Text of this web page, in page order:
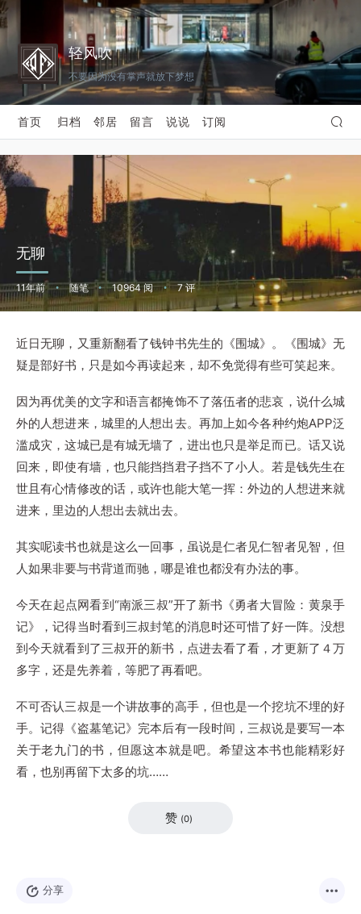
轻风吹
不要因为没有掌声就放下梦想
首页 归档 邻居 留言 说说 订阅
无聊
11年前 • 随笔 • 10964 阅 • 7 评
近日无聊，又重新翻看了钱钟书先生的《围城》。《围城》无
疑是部好书，只是如今再读起来，却不免觉得有些可笑起来。
因为再优美的文字和语言都掩饰不了落伍者的悲哀，说什么城
外的人想进来，城里的人想出去。再加上如今各种约炮APP泛
滥成灾，这城已是有城无墙了，进出也只是举足而已。话又说
回来，即使有墙，也只能挡挡君子挡不了小人。若是钱先生在
世且有心情修改的话，或许也能大笔一挥：外边的人想进来就
进来，里边的人想出去就出去。
其实呢读书也就是这么一回事，虽说是仁者见仁智者见智，但
人如果非要与书背道而驰，哪是谁也都没有办法的事。
今天在起点网看到“南派三叔”开了新书《勇者大冒险：黄泉手
记》，记得当时看到三叔封笔的消息时还可惜了好一阵。没想
到今天就看到了三叔开的新书，点进去看了看，才更新了４万
多字，还是先养着，等肥了再看吧。
不可否认三叔是一个讲故事的高手，但也是一个挖坑不埋的好
手。记得《盗墓笔记》完本后有一段时间，三叔说是要写一本
关于老九门的书，但愿这本就是吧。希望这本书也能精彩好
看，也别再留下太多的坑……
赞 (0)
分享